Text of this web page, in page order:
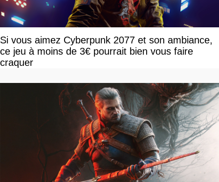
Si vous aimez Cyberpunk 2077 et son ambiance,
ce jeu à moins de 3€ pourrait bien vous faire
craquer